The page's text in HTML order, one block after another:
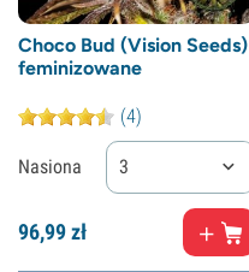
Choco Bud (Vision Seeds)
feminizowane
(4)
Nasiona 3
96,99zł